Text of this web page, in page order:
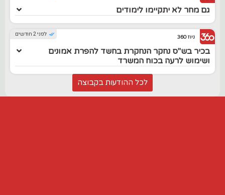
גם מחר לא יתקיימו לימודים
לפני 2 חודשים ניוז 360
בכיר בש"ס נחקר הנחקרת בחשד להפרת אמונים
ושימוש לרעה בכוח המשרד
לכל ההודעות בקבוצה